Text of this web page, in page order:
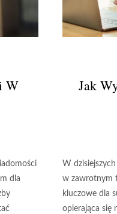
W
dla
Jak
W
w zawrotnym
kluczowe dla
opierająca się